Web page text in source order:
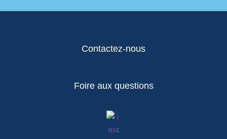
Contactez-nous
Foire aux questions